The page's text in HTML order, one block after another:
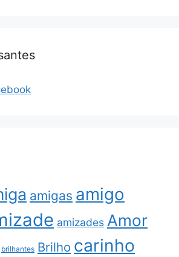
amigas amigo
amizades Amor
brilhantes Brilho carinho